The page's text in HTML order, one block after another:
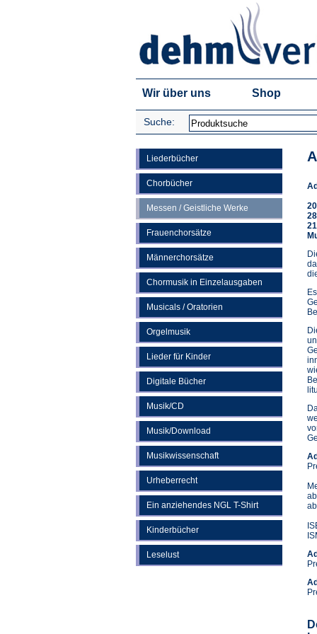
Wir über uns Shop
Suche:
Liederbücher
Chorbücher
Messen / Geistliche Werke
Frauenchorsätze
Männerchorsätze
Chormusik in Einzelausgaben
Musicals / Oratorien
Orgelmusik
Lieder für Kinder
Digitale Bücher
Musik/CD
Musik/Download
Musikwissenschaft
Urheberrecht
Ein anziehendes NGL T-Shirt
Kinderbücher
Leselust